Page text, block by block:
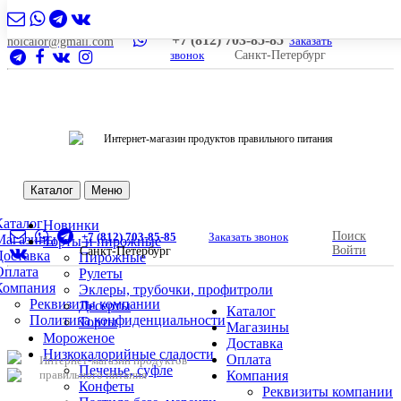
nolcalor@gmail.com +7 (812) 703-85-85 Заказать
звонок
Санкт-Петербург
Интернет-магазин продуктов правильного питания
Каталог Меню
Реквизиты компании
Политика конфиденциальности
Новинки
Торты и пирожные
Пирожные
Рулеты
Эклеры, трубочки, профитроли
Десерты
Торты
Мороженое
Низкокалорийные сладости
Печенье, суфле
Конфеты
+7 (812) 703-85-85
Заказать звонок
Санкт-Петербург
Поиск
Войти
Интернет-магазин продуктов
правильного питания
Каталог
Магазины
Доставка
Оплата
Компания
Реквизиты компании